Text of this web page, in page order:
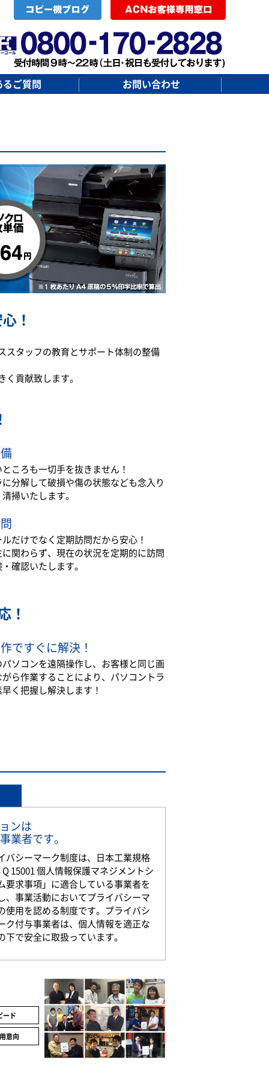
るご質問 お問い合わせ
！
スタッフの教育とサポート体制の整備
貢献致します。
ころも一切手を抜きません！
分解して破損や傷の状態なども念入り
掃いたします。
だけでなく定期訪問だから安心！
関わらず、現在の状況を定期的に訪問
確認いたします。
！
ですぐに解決！
ソコンを遠隔操作し、お客様と同じ画
ら作業することにより、パソコントラ
く把握し解決します！
ンは
業者です。
バシーマーク制度は、日本工業規格
Q 15001 個人情報保護マネジメントシ
要求事項」に適合している事業者を
、事業活動においてプライバシーマ
使用を認める制度です。プライバシ
ク付与事業者は、個人情報を適正な
下で安全に取扱っています。
ード
意向